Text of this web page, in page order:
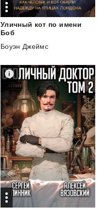
Уличный кот по имени
Боб
Боуэн Джеймс